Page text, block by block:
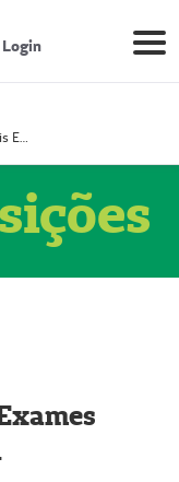
Login
Prestador Decordis Exames Cardiológicos LTDA (51004347-4)